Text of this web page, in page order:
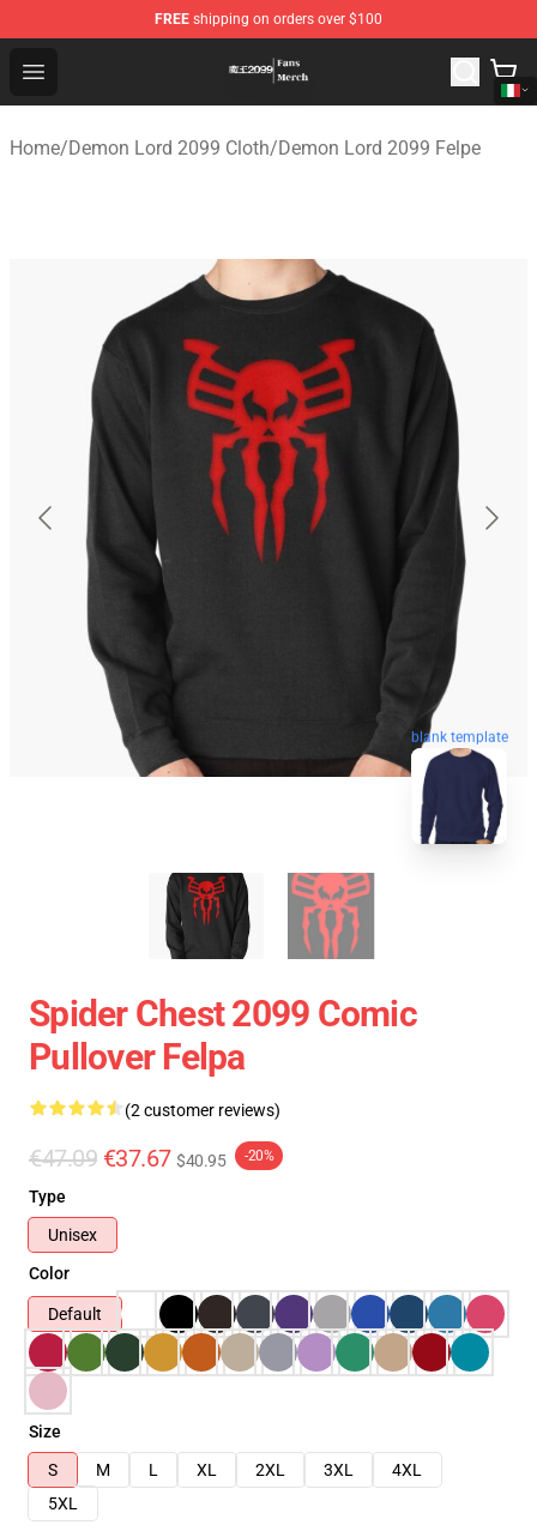
FREE shipping on orders over $100
Open menu
Demon Lord 2099 Store - Official Demon Lord 2099
Home/Demon Lord 2099 Cloth/Demon Lord 2099 Felpe
blank template
Spider Chest 2099 Comic
Pullover Felpa
(2 customer reviews)
€47.09 €37.67 $40.95 -20%
Type
Unisex
Color
Default
Size
S
M L XL 2XL 3XL
4XL
5XL